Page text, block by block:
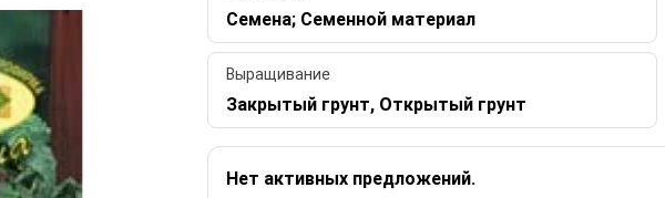
Семена; Семенной материал
Выращивание
Закрытый грунт, Открытый грунт
Нет активных предложений.